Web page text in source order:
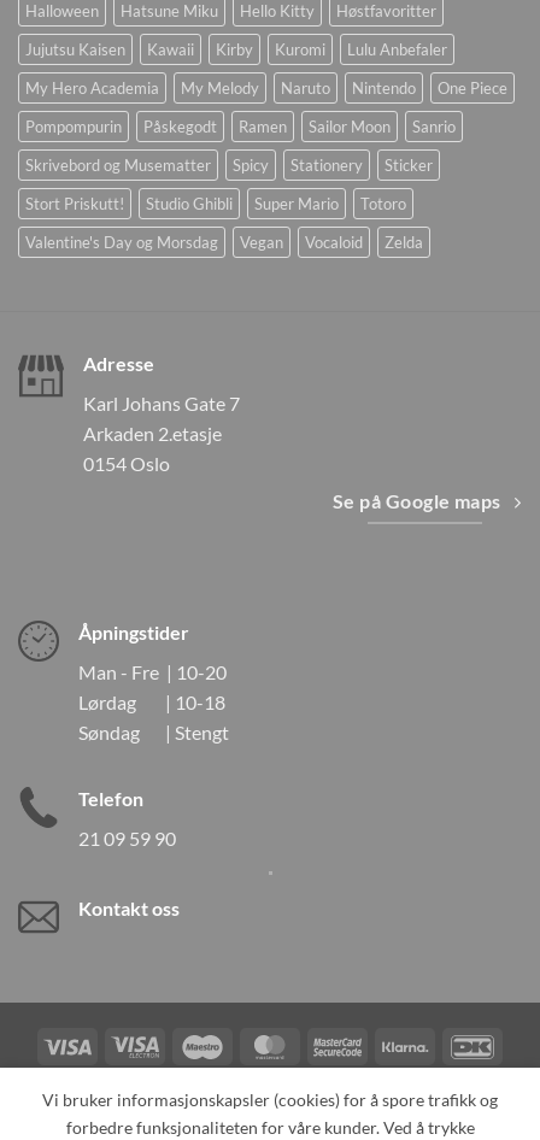
Halloween
Hatsune Miku Hello Kitty
Høstfavoritter
Jujutsu Kaisen
Kawaii Kirby Kuromi
Lulu Anbefaler
My Hero Academia
My Melody Naruto Nintendo
One Piece
Pompompurin
Påskegodt Ramen Sailor Moon
Sanrio
Skrivebord og Musematter
Spicy Stationery
Sticker
Stort Priskutt!
Studio Ghibli Super Mario
Totoro
Valentine's Day og Morsdag
Vegan Vocaloid Zelda
Adresse
Karl Johans Gate 7
Arkaden 2.etasje
0154 Oslo
Se på Google maps
Åpningstider
Man - Fre | 10-20
Lørdag | 10-18
Søndag | Stengt
Telefon
21 09 59 90
Kontakt oss
Visa
Visa
Electron
Maestro MasterCardMasterCard
2
Klarna
Card
TILBAKEKALLINGER KONTAKT OSS OM OSS
Vi bruker informasjonskapsler (cookies) for å spore trafikk og
forbedre funksjonaliteten for våre kunder. Ved å trykke